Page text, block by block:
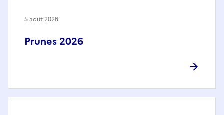
Prunes 2026
5 août 2026